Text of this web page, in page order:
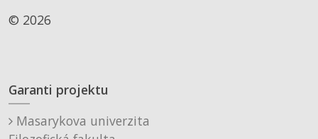
© 2026
Garanti projektu
Masarykova univerzita